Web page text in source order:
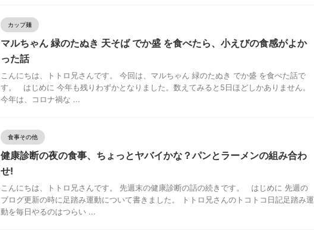
カップ麺
マルちゃん 緑のたぬき 天そば でか盛 を食べたら、小えびの食感がよか
った話
こんにちは、トトロ兄さんです。 今回は、マルちゃん 緑のたぬき でか盛 を食べた話で
す。 はじめに 今年も残りわずかとなりました。数えてみると5日ほどしかありません。
今年は、コロナ禍な ...
食事その他
健康診断の夜の食事、ちょっとヤバイかな？パンとラーメンの組み合わ
せ!
こんにちは、トトロ兄さんです。 先週末の健康診断の話の続きです。 はじめに 先週の
ブログ更新の時に足踏み運動について書きました。 トトロ兄さんのトコトコ日記足踏み運
動を毎日やるのはつらい ...